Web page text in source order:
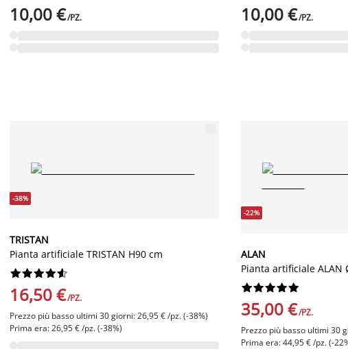
10,00 €/PZ. 10,00 €/PZ.
-38%
TRISTAN
Pianta artificiale TRISTAN H90 cm






16,50 €/PZ.
Prezzo più basso ultimi 30 giorni: 26,95 € /pz. (-38%)
Prima era: 26,95 € /pz. (-38%)
-22%
ALAN
Pianta artificiale ALAN






35,00 €/PZ.
Prezzo più basso ultimi 30
Prima era: 44,95 € /pz. (-